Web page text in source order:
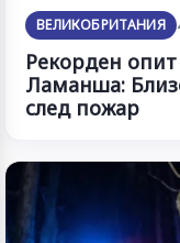
ВЕЛИКОБРИТАНИЯ
Рекорден
Ламанша:
след пожар